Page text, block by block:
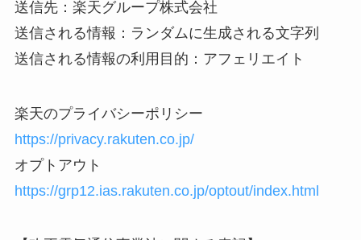
送信先：楽天グループ株式会社
送信される情報：ランダムに生成される文字列
送信される情報の利用目的：アフェリエイト
楽天のプライバシーポリシー
https://privacy.rakuten.co.jp/
オプトアウト
https://grp12.ias.rakuten.co.jp/optout/index.html